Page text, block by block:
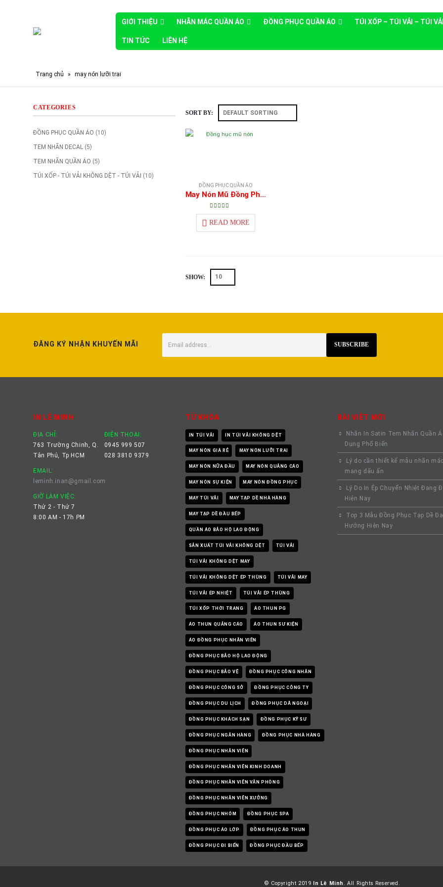
GIỚI THIỆU NHÃN MÁC QUẦN ÁO ĐỒNG PHỤC QUẦN ÁO TÚI XỐP – TÚI VẢI – TÚI
TIN TỨC LIÊN HỆ
Trang chủ » may nón lưỡi trai
SORT BY:
ĐỒNG PHỤC QUẦN ÁO
May Nón Mũ Đồng Phục
5.00out of 5
READ MORE
SHOW:
CATEGORIES
ĐỒNG PHỤC QUẦN ÁO (10)
TEM NHÃN DECAL (5)
TEM NHÃN QUẦN ÁO (5)
TÚI XỐP - TÚI VẢI KHÔNG DỆT - TÚI VẢI (10)
ĐĂNG KÝ NHẬN KHUYẾN MÃI
IN LÊ MINH
ĐỊA CHỈ:
763 Trường Chinh, Q.
Tân Phú, Tp HCM
ĐIỆN THOẠI:
0945 999 507
028 3810 9379
EMAIL:
leminh.inan@gmail.com
GIỜ LÀM VIỆC:
Thứ 2 - Thứ 7
8:00 AM - 17h PM
TỪ KHÓA
IN TÚI VẢI IN TÚI VẢI KHÔNG DỆT
MAY NÓN GIÁ RẺ MAY NÓN LƯỠI TRAI
MAY NÓN NỮA ĐẦU MAY NÓN QUẢNG CÁO
MAY NÓN SỰ KIỆN MAY NÓN ĐỒNG PHỤC
MAY TÚI VẢI MAY TẠP DỀ NHÀ HÀNG
MAY TẠP DỀ ĐẦU BẾP
QUẦN ÁO BẢO HỘ LAO ĐỘNG
SẢN XUẤT TÚI VẢI KHÔNG DỆT TÚI VẢI
TÚI VẢI KHÔNG DỆT MAY
TÚI VẢI KHÔNG DỆT ÉP THÙNG TÚI VẢI MAY
TÚI VẢI ÉP NHIỆT TÚI VẢI ÉP THÙNG
TÚI XỐP THỜI TRANG ÁO THUN PG
ÁO THUN QUẢNG CÁO ÁO THUN SƯ KIỆN
ÁO ĐỒNG PHỤC NHÂN VIÊN
ĐỒNG PHỤC BẢO HỘ LAO ĐỘNG
ĐỒNG PHỤC BẢO VỆ ĐỒNG PHỤC CÔNG NHÂN
ĐỒNG PHỤC CÔNG SỞ ĐỒNG PHỤC CÔNG TY
ĐỒNG PHỤC DU LỊCH ĐỒNG PHỤC DÃ NGOẠI
ĐỒNG PHỤC KHÁCH SẠN ĐỒNG PHỤC KỸ SƯ
ĐỒNG PHỤC NGÂN HÀNG ĐỒNG PHỤC NHÀ HÀNG
ĐỒNG PHỤC NHÂN VIÊN
ĐỒNG PHỤC NHÂN VIÊN KINH DOANH
ĐỒNG PHỤC NHÂN VIÊN VĂN PHÒNG
ĐỒNG PHỤC NHÂN VIÊN XƯỞNG
ĐỒNG PHỤC NHÓM ĐỒNG PHỤC SPA
ĐỒNG PHỤC ÁO LỚP ĐỒNG PHỤC ÁO THUN
ĐỒNG PHỤC ĐI BIỂN ĐỒNG PHỤC ĐẦU BẾP
BÀI VIÊT MỚI
Nhãn In Satin Tem Nhãn Quần
Dụng Phổ Biến
Lý do cần thiết kế mẫu nhãn
mang dấu ấn
Lý Do In Ép Chuyển Nhiệt Đang
Hiện Nay
Top 3 Mẫu Đồng Phục Tạp Dề
Hướng Hiện Nay
© Copyright 2019 In Lê Minh . All Rights Reserved.